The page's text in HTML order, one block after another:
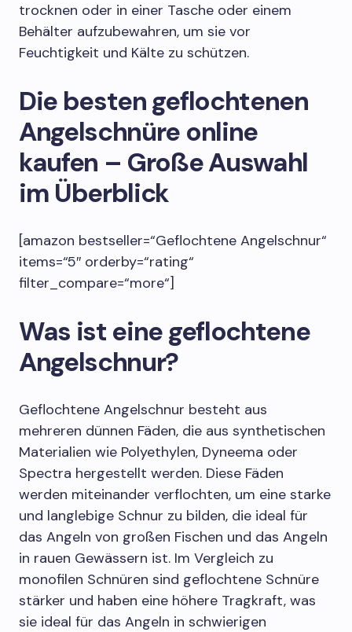
trocknen oder in einer Tasche oder einem
Behälter aufzubewahren, um sie vor
Feuchtigkeit und Kälte zu schützen.
Die besten geflochtenen
Angelschnüre online
kaufen – Große Auswahl
im Überblick
[amazon bestseller=“Geflochtene Angelschnur“
items=“5″ orderby=“rating“
filter_compare=“more“]
Was ist eine geflochtene
Angelschnur?
Geflochtene Angelschnur besteht aus
mehreren dünnen Fäden, die aus synthetischen
Materialien wie Polyethylen, Dyneema oder
Spectra hergestellt werden. Diese Fäden
werden miteinander verflochten, um eine starke
und langlebige Schnur zu bilden, die ideal für
das Angeln von großen Fischen und das Angeln
in rauen Gewässern ist. Im Vergleich zu
monofilen Schnüren sind geflochtene Schnüre
stärker und haben eine höhere Tragkraft, was
sie ideal für das Angeln in schwierigen